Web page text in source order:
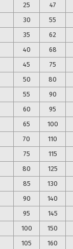
25 47
30 55
35 62
40 68
45 75
50 80
55 90
60 95
65 100
70 110
75 115
80 125
85 130
90 140
95 145
100 150
105 160